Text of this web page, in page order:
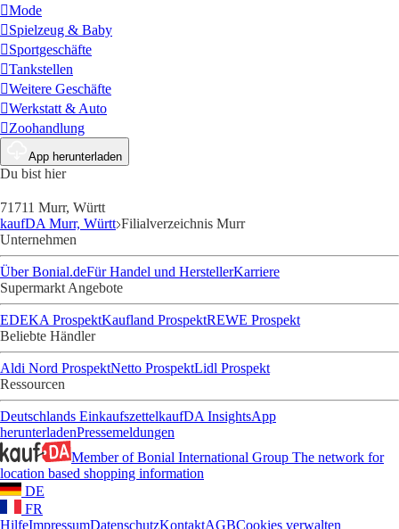
Mode
Spielzeug & Baby
Sportgeschäfte
Tankstellen
Weitere Geschäfte
Werkstatt & Auto
Zoohandlung
App herunterladen
Du bist hier
71711 Murr, Württ
kaufDA Murr, Württ Filialverzeichnis Murr
Unternehmen
Über Bonial.deFür Handel und HerstellerKarriere
Supermarkt Angebote
EDEKA ProspektKaufland ProspektREWE Prospekt
Beliebte Händler
Aldi Nord ProspektNetto ProspektLidl Prospekt
Ressourcen
Deutschlands EinkaufszettelkaufDA InsightsApp
herunterladenPressemeldungen
Member of Bonial International Group The network for
location based shopping information
DE
FR
HilfeImpressumDatenschutzKontaktAGBCookies verwalten